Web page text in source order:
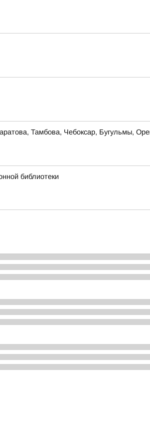
Тамбова, Чебоксар, Бугульмы,
библиотеки